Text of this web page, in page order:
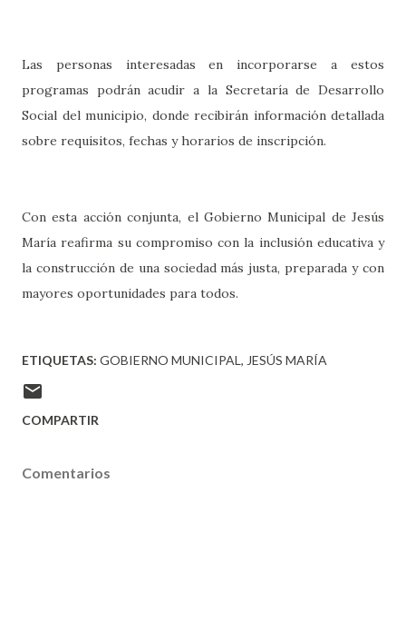
Las personas interesadas en incorporarse a estos
programas podrán acudir a la Secretaría de Desarrollo
Social del municipio, donde recibirán información detallada
sobre requisitos, fechas y horarios de inscripción.
Con esta acción conjunta, el Gobierno Municipal de Jesús
María reafirma su compromiso con la inclusión educativa y
la construcción de una sociedad más justa, preparada y con
mayores oportunidades para todos.
ETIQUETAS: GOBIERNO MUNICIPAL JESÚS MARÍA
COMPARTIR
Comentarios